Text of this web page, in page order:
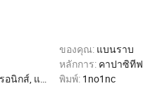
ของคุณ: แบนราบ
หลักการ: คาปาซิทีฟ
รงแรม, การค้า, หน้าแรก พิมพ์: 1no1nc